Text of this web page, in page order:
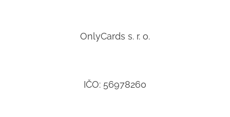
OnlyCards s. r. o.
IČO: 56978260